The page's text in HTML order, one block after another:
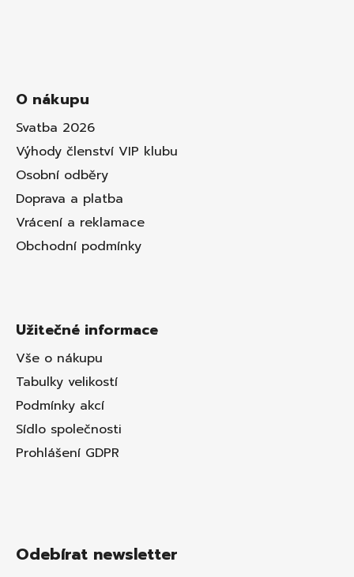
O nákupu
Svatba 2026
Výhody členství VIP klubu
Osobní odběry
Doprava a platba
Vrácení a reklamace
Obchodní podmínky
Užitečné informace
Vše o nákupu
Tabulky velikostí
Podmínky akcí
Sídlo společnosti
Prohlášení GDPR
Odebírat newsletter